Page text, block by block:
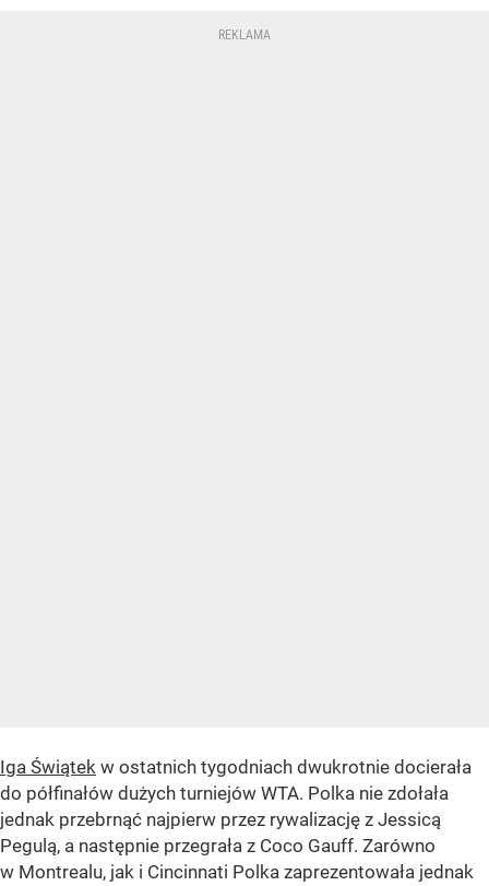
Iga Świątek w ostatnich tygodniach dwukrotnie docierała
do półfinałów dużych turniejów WTA. Polka nie zdołała
jednak przebrnąć najpierw przez rywalizację z Jessicą
Pegulą, a następnie przegrała z Coco Gauff. Zarówno
w Montrealu, jak i Cincinnati Polka zaprezentowała jednak